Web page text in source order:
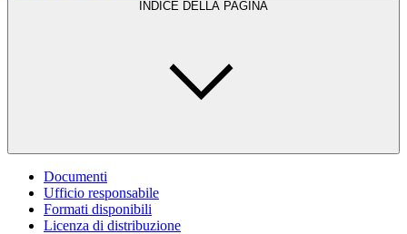
INDICE DELLA PAGINA
Documenti
Ufficio responsabile
Formati disponibili
Licenza di distribuzione